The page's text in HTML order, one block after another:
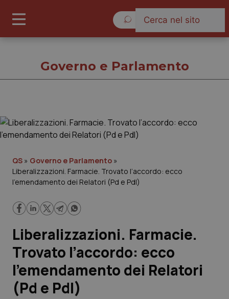
Governo e Parlamento
Regioni e Asl
Lavoro e Professioni
Scienza e Farmaci
Studi e Analisi
Governo e Parlamento
QS » Governo e Parlamento »
Liberalizzazioni. Farmacie. Trovato l’accordo: ecco
l’emendamento dei Relatori (Pd e Pdl)
Liberalizzazioni. Farmacie.
Trovato l’accordo: ecco
l’emendamento dei Relatori
(Pd e Pdl)